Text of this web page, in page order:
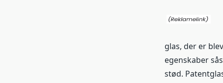
glas, der er
egenskaber
stød.